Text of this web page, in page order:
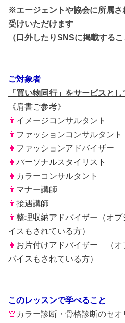
※エージェントや協会に所属さ
受けいただけます
（口外したりSNSに掲載する
ご対象者
「買い物同行」をサービスと
《肩書ご参考》
👩 イメージコンサルタント
👩 ファッションコンサルタント
👩 ファッションアドバイザー
👩 パーソナルスタイリスト
👩 カラーコンサルタント
👩 マナー講師
👩 接遇講師
👩 整理収納アドバイザー（オ
イスもされている方）
👩 お片付けアドバイザー （オ
バイスもされている方）
このレッスンで学べること
👚 カラー診断・骨格診断のセ